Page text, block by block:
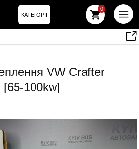
КАТЕГОРІЇ
0
VW Crafter
100kw]